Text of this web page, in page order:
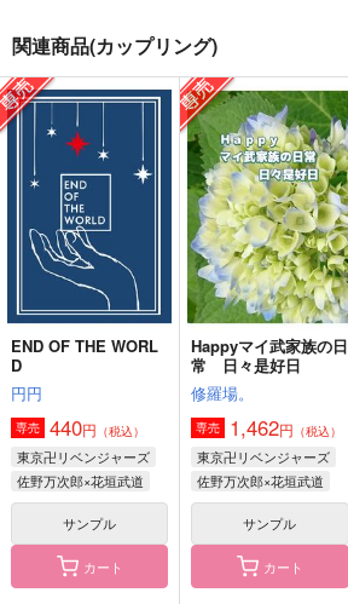
キミをぎゃふんと言わ
せたい！
CHIPS
（税込）
佐野万次郎×花垣武道
サンプル
作品詳細
ラムジレンマ
雪國
1,572円（税込）
佐野万次郎×花垣武道
サンプル
作品詳細
関連商品(カップリング)
END OF THE WORL
D
円円
専売 440円 （税込）
東京卍リベンジャーズ
佐野万次郎×花垣武道
サンプル
カート
Happyマイ武家族の日
常 日々是好日
修羅場。
専売 1,462円 （税込）
東京卍リベンジャーズ
佐野万次郎×花垣武道
サンプル
カート